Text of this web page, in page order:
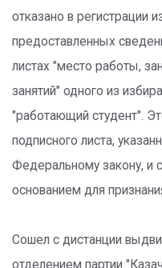
отказано в регистрации
предоставленных
листах "место работы,
занятий" одного из
"работающий студент".
подписного листа,
Федеральному закону, и
основанием для
Сошел с дистанции
отделением партии